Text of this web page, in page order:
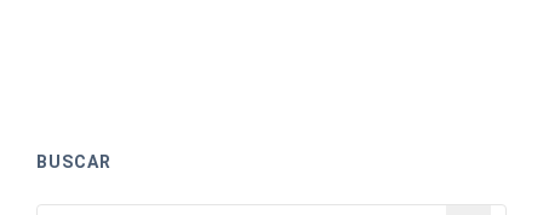
BUSCAR